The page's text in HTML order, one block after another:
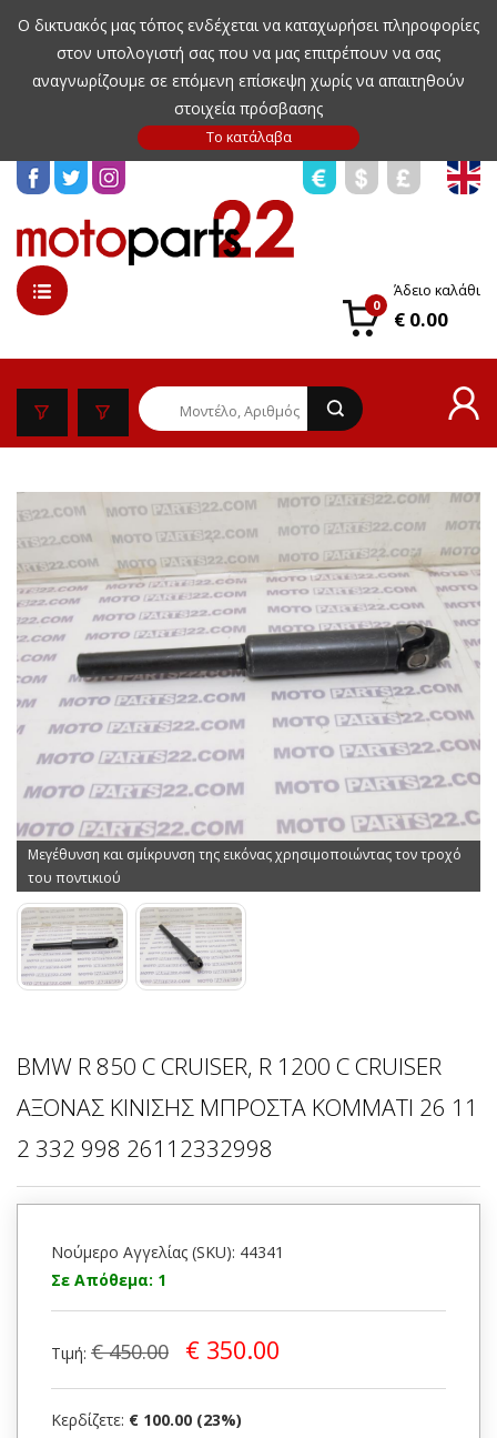
Ο δικτυακός μας τόπος ενδέχεται να καταχωρήσει πληροφορίες
στον υπολογιστή σας που να μας επιτρέπουν να σας
αναγνωρίζουμε σε επόμενη επίσκεψη χωρίς να απαιτηθούν
στοιχεία πρόσβασης
0
Άδειο καλάθι
€ 0.00
Μεγέθυνση και σμίκρυνση της εικόνας χρησιμοποιώντας τον τροχό
του ποντικιού
BMW R 850 C CRUISER, R 1200 C CRUISER
ΑΞΟΝΑΣ ΚΙΝΙΣΗΣ ΜΠΡΟΣΤΑ ΚΟΜΜΑΤΙ 26 11
2 332 998 26112332998
Νούμερο Αγγελίας (SKU): 44341
Σε Απόθεμα: 1
Τιμή: € 450.00 € 350.00
Κερδίζετε: € 100.00 (23%)